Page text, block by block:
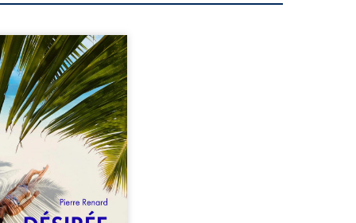
Pierre, jeune retraité,
qu’il est devenu une
femme métissée de
ans. À peine a-t-il
à apprivoiser ce
corps qu’Ange surgit
sa vie et fait vaciller
ses certitudes. Entre
est immédiate,
jusqu’à ce qu’un
familial fasse planer
: et s’ils étaient
demi-frère et ...